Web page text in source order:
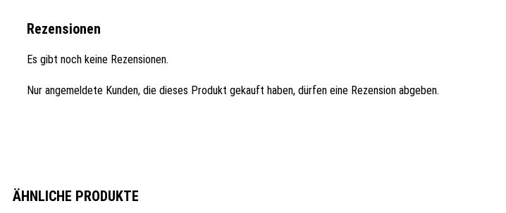
Rezensionen
Es gibt noch keine Rezensionen.
Nur angemeldete Kunden, die dieses Produkt gekauft haben, dürfen eine Rezension abgeben.
ÄHNLICHE PRODUKTE